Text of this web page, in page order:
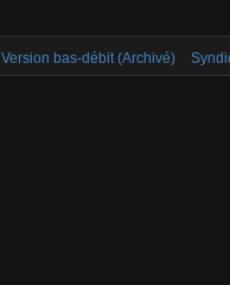
Version bas-débit (Archivé)